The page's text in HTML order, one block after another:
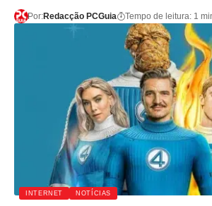
Por:Redacção PCGuia Tempo de leitura: 1
INTERNET NOTÍCIAS